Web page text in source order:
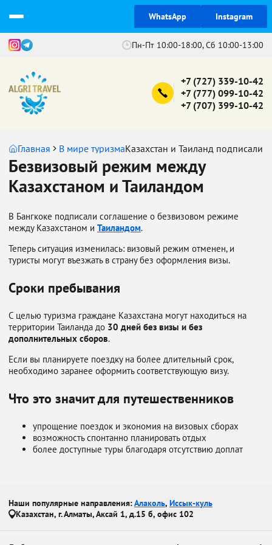
WhatsApp Instagram
Пн-Пт 10:00-18:00, Сб 10:00-13:00
+7 (727) 339-10-42
+7 (777) 099-10-42
+7 (707) 399-10-42
Главная В мире туризмаКазахстан и Таиланд подписали
Безвизовый режим между
Казахстаном и Таиландом
В Бангкоке подписали соглашение о безвизовом режиме
между Казахстаном и Таиландом.
Теперь ситуация изменилась: визовый режим отменен, и
туристы могут въезжать в страну без оформления визы.
Сроки пребывания
С целью туризма граждане Казахстана могут находиться на
территории Таиланда до 30 дней без визы и без
дополнительных сборов.
Если вы планируете поездку на более длительный срок,
необходимо заранее оформить соответствующую визу.
Что это значит для путешественников
упрощение поездок и экономия на визовых сборах
возможность спонтанно планировать отдых
более доступные туры благодаря отсутствию доплат
Наши популярные направления:Алаколь, Иссык-куль
Казахстан, г. Алматы, Аксай 1, д.15 б, офис 102